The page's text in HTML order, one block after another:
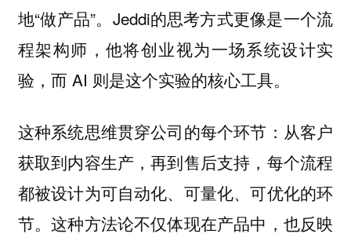
地“做产品”。Jeddi的思考方式更像是一个流
程架构师，他将创业视为一场系统设计实
验，而 AI 则是这个实验的核心工具。
这种系统思维贯穿公司的每个环节：从客户
获取到内容生产，再到售后支持，每个流程
都被设计为可自动化、可量化、可优化的环
节。这种方法论不仅体现在产品中，也反映